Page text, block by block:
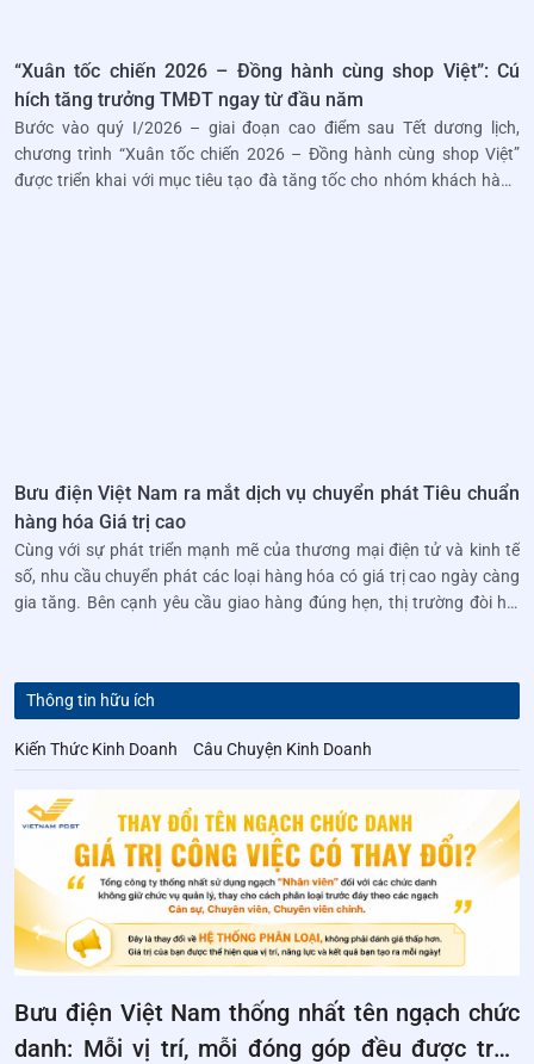
“Xuân tốc chiến 2026 – Đồng hành cùng shop Việt”: Cú
hích tăng trưởng TMĐT ngay từ đầu năm
Bước vào quý I/2026 – giai đoạn cao điểm sau Tết dương lịch,
chương trình “Xuân tốc chiến 2026 – Đồng hành cùng shop Việt”
được triển khai với mục tiêu tạo đà tăng tốc cho nhóm khách hàng
Bưu điện Việt Nam ra mắt dịch vụ chuyển phát Tiêu chuẩn
hàng hóa Giá trị cao
Cùng với sự phát triển mạnh mẽ của thương mại điện tử và kinh tế
số, nhu cầu chuyển phát các loại hàng hóa có giá trị cao ngày càng
gia tăng. Bên cạnh yêu cầu giao hàng đúng hẹn, thị trường đòi hỏi
Thông tin hữu ích
Kiến Thức Kinh Doanh Câu Chuyện Kinh Doanh
Bưu điện Việt Nam thống nhất tên ngạch chức
danh: Mỗi vị trí, mỗi đóng góp đều được trân